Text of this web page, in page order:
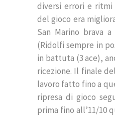
diversi errori e ritmi
del gioco era
San Marino brava
(Ridolfi sempre in
in battuta (3 ace),
ricezione. Il finale
lavoro fatto fino a
ripresa di gioco
prima fino all’11/10